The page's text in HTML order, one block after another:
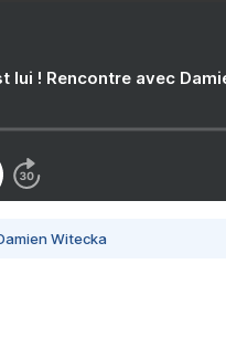
lui ! Rencontre avec
Witecka